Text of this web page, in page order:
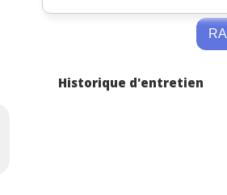
Historique d'entretien